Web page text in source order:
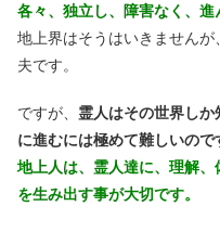
各々、独立し、障害なく、進
地上界はそうはいきません
夫です。
ですが、 霊人はその世界し
に進むには極めて難しいので
地上人は、霊人達に、理解
を生み出す事が大切です。